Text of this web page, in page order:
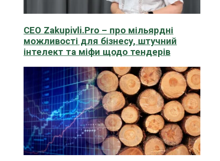
CEO Zakupivli.Pro – про мільярдні
можливості для бізнесу, штучний
інтелект та міфи щодо тендерів